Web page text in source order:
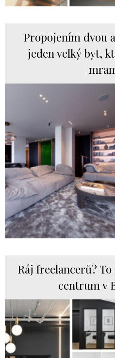
Propojením dvou
jeden velký byt,
Ráj freelancerů?
centrum v